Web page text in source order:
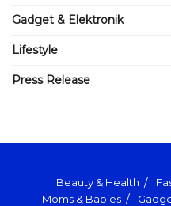
Gadget & Elektronik
Lifestyle
Press Release
Beauty & Health
Moms & Babies